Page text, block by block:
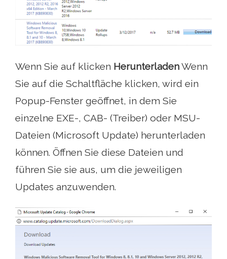
Wenn Sie auf klicken HerunterladenWenn
Sie auf die Schaltfläche klicken, wird ein
Popup-Fenster geöffnet, in dem Sie
einzelne EXE-, CAB- (Treiber) oder MSU-
Dateien (Microsoft Update) herunterladen
können. Öffnen Sie diese Dateien und
führen Sie sie aus, um die jeweiligen
Updates anzuwenden.